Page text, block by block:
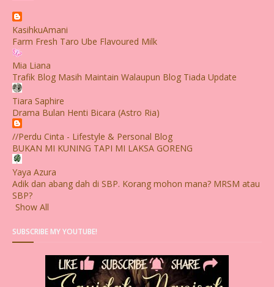
KasihkuAmani
Farm Fresh Taro Ube Flavoured Milk
Mia Liana
Trafik Blog Masih Maintain Walaupun Blog Tiada Update
Tiara Saphire
Drama Bulan Henti Bicara (Astro Ria)
//Perdu Cinta - Lifestyle & Personal Blog
BUKAN MI KUNING TAPI MI LAKSA GORENG
Yaya Azura
Adik dan abang dah di SBP. Korang mohon mana? MRSM atau
SBP?
Show All
SUBSCRIBE MY YOUTUBE!